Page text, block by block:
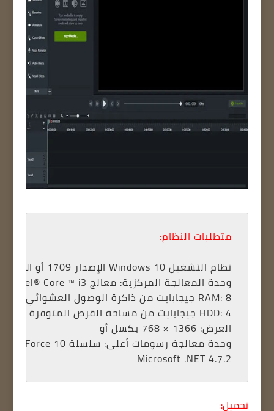
متطلبات النظام:
نظام التشغيل Windows 10 الإصدار 1709 أو الأحدث / Windows 11 (64 بت - جميع الإصدارات)
وحدة المعالجة المركزية: معالج Intel® Core ™ i3 من الجيل السادس بسرعة 2.8 جيجاهرتز مع نواتين لوحدة المعالجة المركزية أو معالج AMD® Ryzen ™ 3 من الجيل الأول بسرعة 2.8 جيجاهرتز مع 2 من نوى وحدة المعالجة المركزية
RAM: 8 جيجابايت من ذاكرة الوصول العشوائي
HDD: 4 جيجابايت من مساحة القرص المتوفرة
العرض: 1366 × 768 بكسل أو
وحدة معالجة رسومات أعلى: سلسلة NVIDIA GeForce 10 أو أعلى
Microsoft .NET 4.7.2
تحميل: